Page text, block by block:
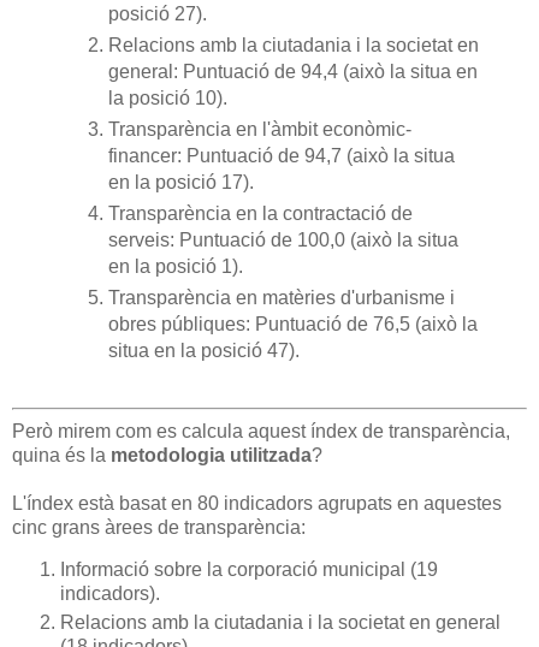
posició 27).
Relacions amb la ciutadania i la societat en
general: Puntuació de 94,4 (això la situa en
la posició 10).
Transparència en l'àmbit econòmic-
financer: Puntuació de 94,7 (això la situa
en la posició 17).
Transparència en la contractació de
serveis: Puntuació de 100,0 (això la situa
en la posició 1).
Transparència en matèries d'urbanisme i
obres públiques: Puntuació de 76,5 (això la
situa en la posició 47).
Però mirem com es calcula aquest índex de transparència,
quina és la metodologia utilitzada?
L'índex està basat en 80 indicadors agrupats en aquestes
cinc grans àrees de transparència:
Informació sobre la corporació municipal (19
indicadors).
Relacions amb la ciutadania i la societat en general